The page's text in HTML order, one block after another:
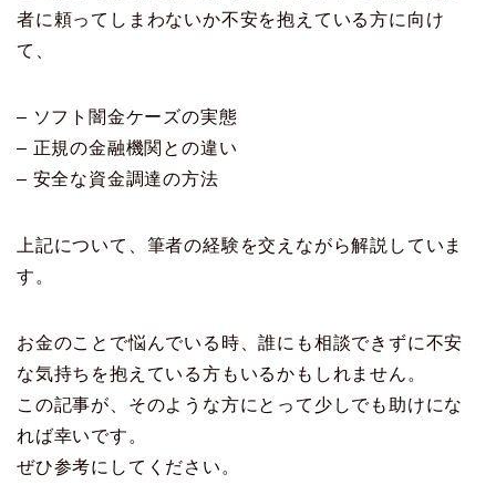
者に頼ってしまわないか不安を抱えている方に向け
て、
– ソフト闇金ケーズの実態
– 正規の金融機関との違い
– 安全な資金調達の方法
上記について、筆者の経験を交えながら解説していま
す。
お金のことで悩んでいる時、誰にも相談できずに不安
な気持ちを抱えている方もいるかもしれません。
この記事が、そのような方にとって少しでも助けにな
れば幸いです。
ぜひ参考にしてください。